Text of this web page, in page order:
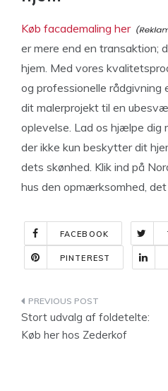
Køb facademaling her
er mere end en transaktion;
hjem. Med vores
og professionelle rådgivning
dit malerprojekt til en
oplevelse. Lad os hjælpe dig
der ikke kun beskytter dit
dets skønhed. Klik ind på
hus den opmærksomhed,
FACEBOOK
PINTEREST
Indlægsnavigation
Stort udvalg af foldetelte:
Køb her hos Zederkof